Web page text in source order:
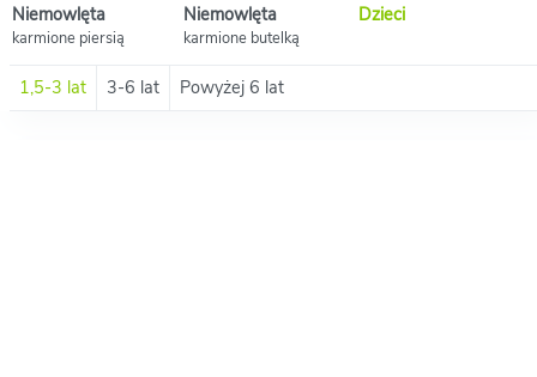
Niemowlęta
karmione piersią
Niemowlęta
karmione butelką
Dzieci
1,5-3 lat 3-6 lat Powyżej 6 lat